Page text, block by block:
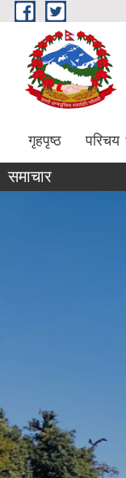
Skip to main content
गृहपृष्ठ परिचय
समाचार